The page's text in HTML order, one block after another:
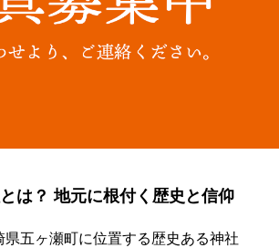
は？ 地元に根付く歴史と信仰
県五ヶ瀬町に位置する歴史ある神社